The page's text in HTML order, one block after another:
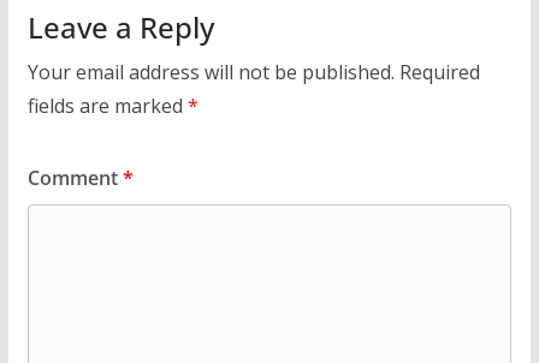
Leave a Reply
Your email address will not be published. Required
fields are marked *
Comment*